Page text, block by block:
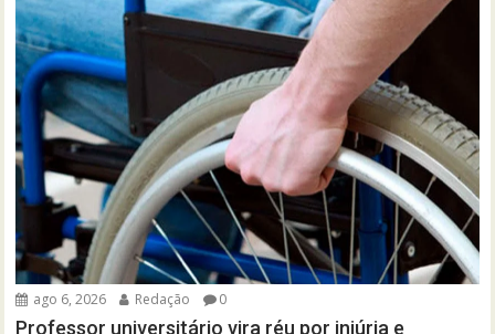
ago 6, 2026 Redação 0
Professor universitário vira réu por injúria e